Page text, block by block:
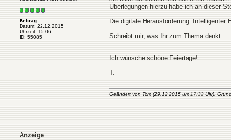
Beitrag
Datum: 22.12.2015
Uhrzeit: 15:06
ID: 55085
Überlegungen hierzu habe ich an dieser
Die digitale Herausforderung: Intelligenter
Schreibt mir, was Ihr zum Thema denkt ...
Ich wünsche schöne Feiertage!
T.
Geändert von Tom (29.12.2015 um 17:32 Uhr).
Anzeige